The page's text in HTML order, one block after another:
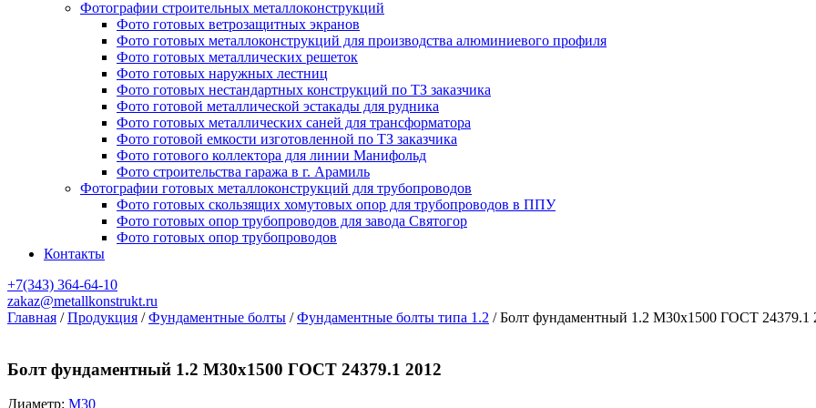
Фотографии строительных металлоконструкций
Фото готовых ветрозащитных экранов
Фото готовых металлоконструкций для производства алюминиевого профиля
Фото готовых металлических решеток
Фото готовых наружных лестниц
Фото готовых нестандартных конструкций по ТЗ заказчика
Фото готовой металлической эстакады для рудника
Фото готовых металлических саней для трансформатора
Фото готовой емкости изготовленной по ТЗ заказчика
Фото готового коллектора для линии Манифольд
Фото строительства гаража в г. Арамиль
Фотографии готовых металлоконструкций для трубопроводов
Фото готовых скользящих хомутовых опор для трубопроводов в ППУ
Фото готовых опор трубопроводов для завода Святогор
Фото готовых опор трубопроводов
Контакты
+7(343) 364-64-10
zakaz@metallkonstrukt.ru
Главная / Продукция / Фундаментные болты / Фундаментные болты типа 1.2 / Болт фундаментный 1.2 М30х1500 ГОСТ 24379.1
Болт фундаментный 1.2 М30х1500 ГОСТ 24379.1 2012
Диаметр: М30